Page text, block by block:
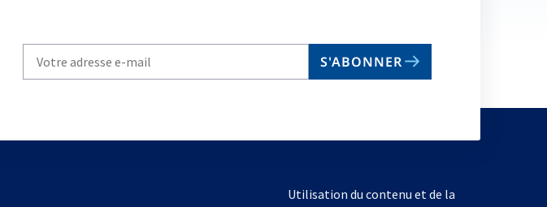
your
S'ABONNER
Utilisation du contenu et de la